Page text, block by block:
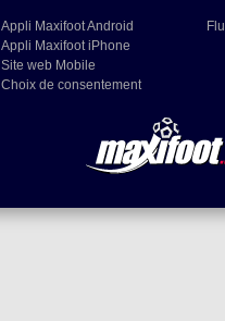
Appli Maxifoot Android
Appli Maxifoot iPhone
Site web Mobile
Choix de consentement